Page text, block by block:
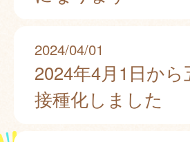
2024/04/01
2024年4月1日か
接種化しました